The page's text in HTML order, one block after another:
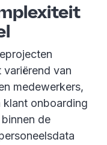
van
medewerkers,
klant onboarding
de